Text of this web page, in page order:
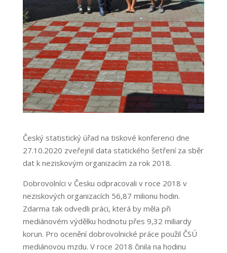
Český statistický úřad na tiskové konferenci dne
27.10.2020 zveřejnil data statického šetření za sběr
dat k neziskovým organizacím za rok 2018.
Dobrovolníci v Česku odpracovali v roce 2018 v
neziskových organizacích 56,87 milionu hodin.
Zdarma tak odvedli práci, která by měla při
mediánovém výdělku hodnotu přes 9,32 miliardy
korun. Pro ocenění dobrovolnické práce použil ČSÚ
mediánovou mzdu. V roce 2018 činila na hodinu